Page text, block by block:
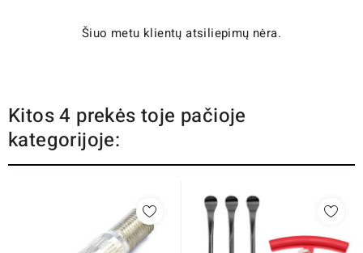
Šiuo metu klientų atsiliepimų nėra.
Kitos 4 prekės toje pačioje
kategorijoje: